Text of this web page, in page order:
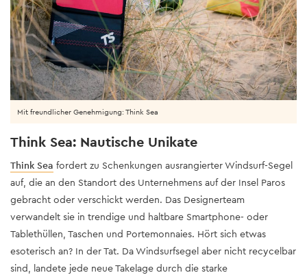
Think Sea: Nautische Unikate
Think Sea fordert zu Schenkungen ausrangierter Windsurf-Segel
auf, die an den Standort des Unternehmens auf der Insel Paros
gebracht oder verschickt werden. Das Designerteam
verwandelt sie in trendige und haltbare Smartphone- oder
Tablethüllen, Taschen und Portemonnaies. Hört sich etwas
esoterisch an? In der Tat. Da Windsurfsegel aber nicht recycelbar
sind, landete jede neue Takelage durch die starke
Mit freundlicher Genehmigung: Think Sea